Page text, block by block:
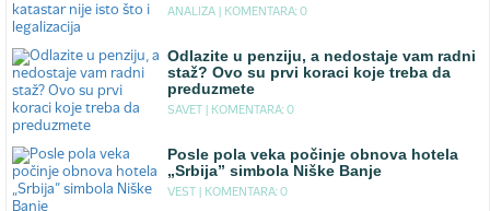
ANALIZA | KOMENTARA: 0
Odlazite u penziju, a nedostaje vam radni
staž? Ovo su prvi koraci koje treba da
preduzmete
SAVET | KOMENTARA: 0
Posle pola veka počinje obnova hotela
„Srbija” simbola Niške Banje
VEST | KOMENTARA: 0